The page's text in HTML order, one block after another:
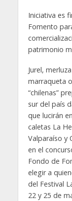
Iniciativa es
Fomento
patrimonio
Jurel,
marraqueta
“chilenas”
sur del país
que lucirán
caletas La
Valparaíso y
en el
Fondo de
elegir a
del Festival
22 y 25 de